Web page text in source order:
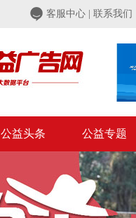
客服中心 联系我们
公益头条 公益专题